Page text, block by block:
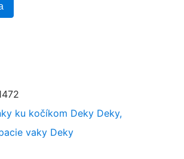
ku kočíkom Deky Deky,
vaky Deky